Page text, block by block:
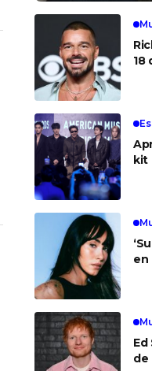
18
kit
en
Ed
de